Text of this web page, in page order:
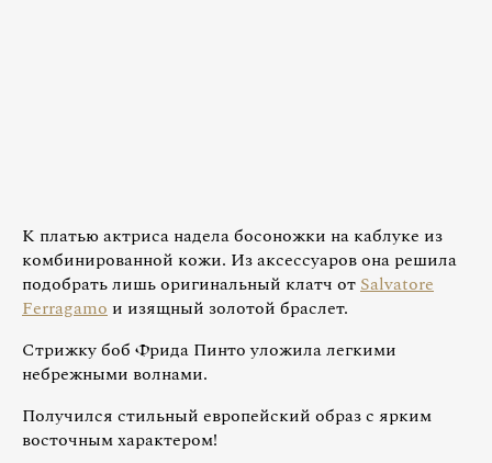
К платью актриса надела босоножки на каблуке из
комбинированной кожи. Из аксессуаров она решила
подобрать лишь оригинальный клатч отSalvatore
Ferragamo и изящный золотой браслет.
Стрижку боб Фрида Пинто уложила легкими
небрежными волнами.
Получился стильный европейский образ с ярким
восточным характером!